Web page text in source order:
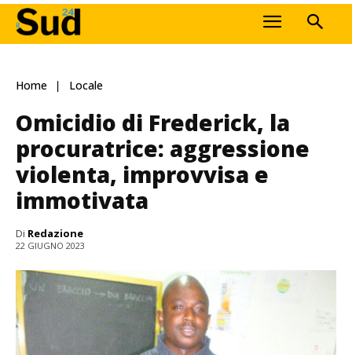
Home Locale
Omicidio di Frederick, la
procuratrice: aggressione
violenta, improvvisa e
immotivata
Di Redazione
22 GIUGNO 2023